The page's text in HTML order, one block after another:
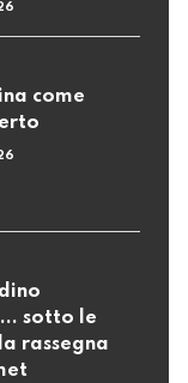
come
sotto le
rassegna